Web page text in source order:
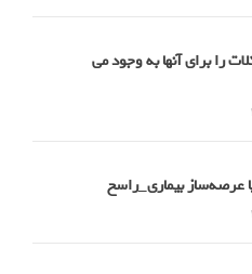
را برای آنها به وجود می
عرصه‌ساز بیماری_راسخ